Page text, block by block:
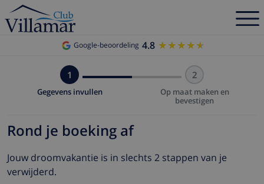
Google-beoordeling 4.8 ★★★★★
★★★★★
1
Gegevens invullen
2
Op maat maken en
bevestigen
Rond je boeking af
Jouw droomvakantie is in slechts 2 stappen van je
verwijderd.